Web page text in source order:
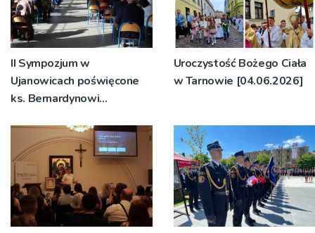
II Sympozjum w
Ujanowicach poświęcone
ks. Bernardynowi
Uroczystość Bożego Ciała
w Tarnowie [04.06.2026]